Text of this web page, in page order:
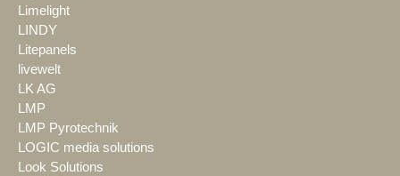
Limelight
LINDY
Litepanels
livewelt
LK AG
LMP
LMP Pyrotechnik
LOGIC media solutions
Look Solutions